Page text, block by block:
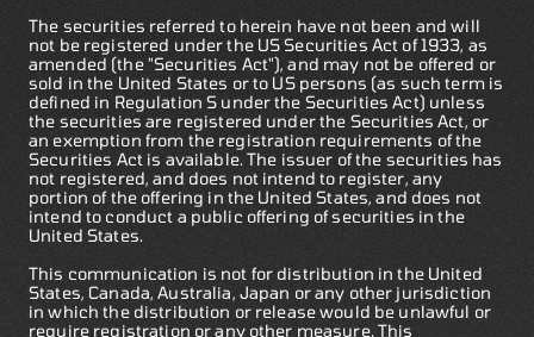
The securities referred to herein have not been and will
not be registered under the US Securities Act of 1933, as
amended (the "Securities Act"), and may not be offered or
sold in the United States or to US persons (as such term is
defined in Regulation S under the Securities Act) unless
the securities are registered under the Securities Act, or
an exemption from the registration requirements of the
Securities Act is available. The issuer of the securities has
not registered, and does not intend to register, any
portion of the offering in the United States, and does not
intend to conduct a public offering of securities in the
United States.
This communication is not for distribution in the United
States, Canada, Australia, Japan or any other jurisdiction
in which the distribution or release would be unlawful or
require registration or any other measure. This